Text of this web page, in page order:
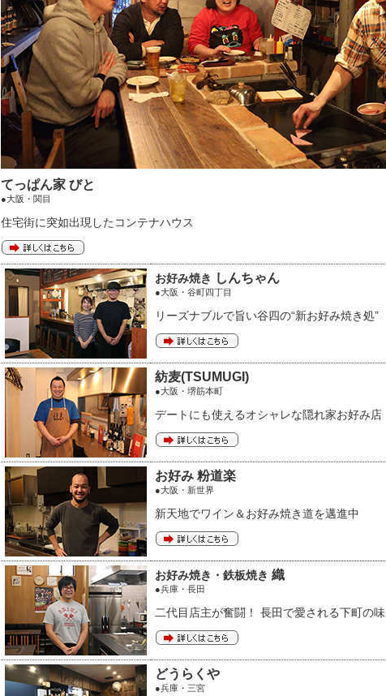
てっぱん家 びと
●大阪・関目
住宅街に突如出現したコンテナハウス
お好み焼き しんちゃん
●大阪・谷町四丁目
リーズナブルで旨い谷四の“新お好み焼き処”
紡麦(TSUMUGI)
●大阪・堺筋本町
デートにも使えるオシャレな隠れ家お好み店
お好み 粉道楽
●大阪・新世界
新天地でワイン＆お好み焼き道を邁進中
お好み焼き・鉄板焼き 織
●兵庫・長田
二代目店主が奮闘！ 長田で愛される下町の味
どうらくや
●兵庫・三宮